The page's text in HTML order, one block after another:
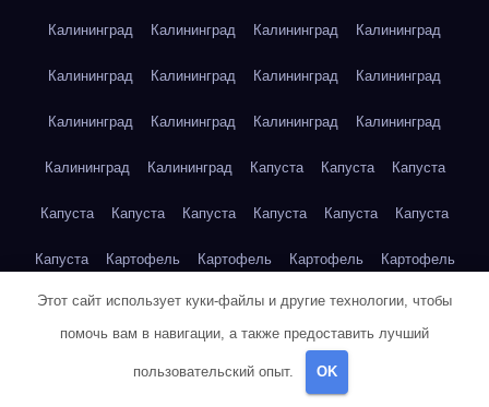
Калининград Калининград Калининград Калининград
Калининград Калининград Калининград Калининград
Калининград Калининград Калининград Калининград
Калининград Калининград Капуста Капуста Капуста
Капуста Капуста Капуста Капуста Капуста Капуста
Капуста Картофель Картофель Картофель Картофель
Картофель Картофель Картофель Картофель
Картофель
Кейптаун
Этот сайт использует куки-файлы и другие технологии, чтобы
помочь вам в навигации, а также предоставить лучший
пользовательский опыт. OK